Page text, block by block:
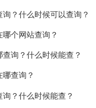
？什么时候可以查询？
个网站查询？
询？什么时候能查？
查询？
？什么时候能查？